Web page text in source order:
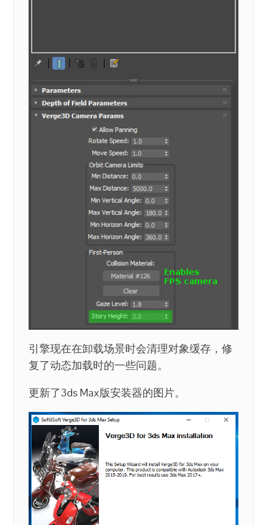
引擎现在在卸载场景时会清理对象缓存，修
复了动态加载时的一些问题。
更新了3ds Max版安装器的图片。